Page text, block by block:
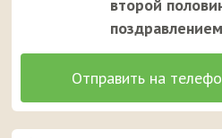
второй